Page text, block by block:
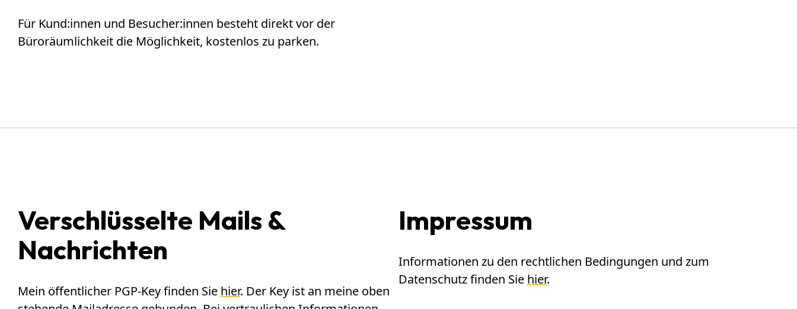
Für Kund:innen und Besucher:innen besteht direkt vor der
Büroräumlichkeit die Möglichkeit, kostenlos zu parken.
Verschlüsselte Mails &
Nachrichten
Mein öffentlicher PGP-Key finden Sie hier. Der Key ist an meine oben
Impressum
Informationen zu den rechtlichen Bedingungen und zum
Datenschutz finden Sie hier.